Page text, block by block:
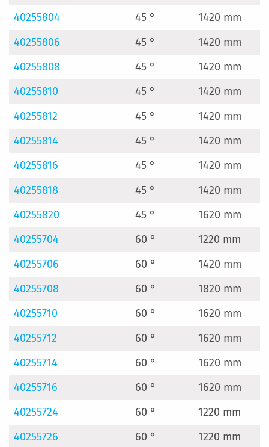
40255804
45 °
1420 mm
40255806
45 °
1420 mm
40255808
45 °
1420 mm
40255810
45 °
1420 mm
40255812
45 °
1420 mm
40255814
45 °
1420 mm
40255816
45 °
1420 mm
40255818
45 °
1420 mm
40255820
45 °
1620 mm
40255704
60 °
1220 mm
40255706
60 °
1420 mm
40255708
60 °
1820 mm
40255710
60 °
1620 mm
40255712
60 °
1620 mm
40255714
60 °
1620 mm
40255716
60 °
1620 mm
40255724
60 °
1220 mm
40255726
60 °
1220 mm